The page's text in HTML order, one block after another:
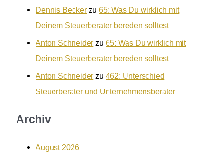
Dennis Becker zu65: Was Du wirklich mit
Deinem Steuerberater bereden solltest
Anton Schneider zu65: Was Du wirklich mit
Deinem Steuerberater bereden solltest
Anton Schneider zu462: Unterschied
Steuerberater und Unternehmensberater
Archiv
August 2026